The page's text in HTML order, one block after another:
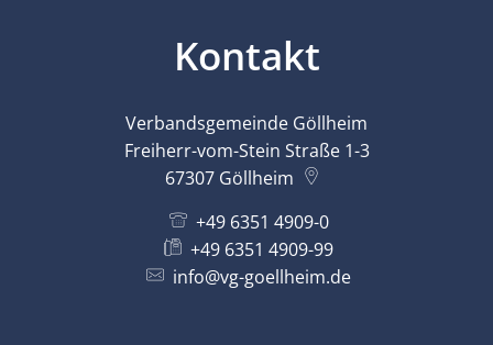
Kontakt
Verbandsgemeinde Göllheim
Freiherr-vom-Stein Straße 1-3
67307 Göllheim
+49 6351 4909-0
+49 6351 4909-99
info@vg-goellheim.de